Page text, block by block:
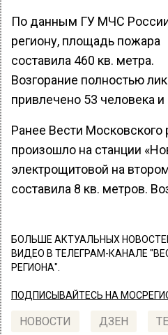
По данным ГУ МЧС
региону, площадь пожара
составила 460 кв. метра.
Возгорание полностью
привлечено 53 человека
Ранее Вести Московского
произошло на станции
электрощитовой на
составила 8 кв. метров.
БОЛЬШЕ АКТУАЛЬНЫХ
ВИДЕО В ТЕЛЕГРАМ-КАНАЛЕ
РЕГИОНА".
ПОДПИСЫВАЙТЕСЬ НА
НОВОСТИ ДЗЕН